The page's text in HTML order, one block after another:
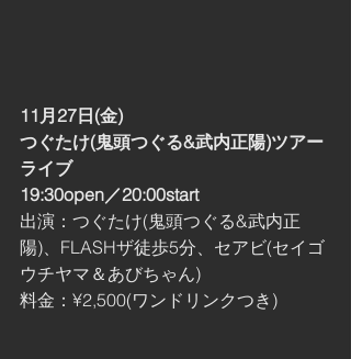
11月27日(金)
つぐたけ(鬼頭つぐる&武内正陽)ツアー
ライブ
19:30open／20:00start
出演：つぐたけ(鬼頭つぐる&武内正
陽)、FLASHザ徒歩5分、セアビ(セイゴ
ウチヤマ＆あびちゃん)
料金：¥2,500(ワンドリンクつき)